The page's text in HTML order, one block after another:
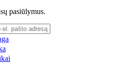
pasiūlymus.